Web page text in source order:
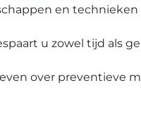
en
u zowel tijd als
over preventieve